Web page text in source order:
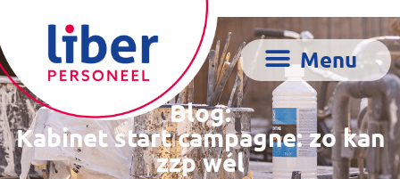
Blog:
Kabinet start campagne: zo kan
zzp wél